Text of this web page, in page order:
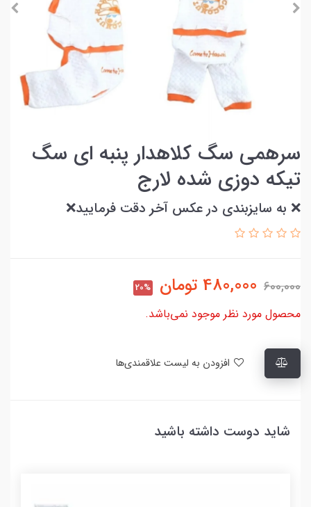
سرهمی سگ کلاهدار پنبه ای سگ
تیکه دوزی شده لارج
❌ به سایزبندی در عکس آخر دقت فرمایید❌
600,000
480,000 تومان 20%
محصول مورد نظر موجود نمی‌باشد.
شاید دوست داشته باشید